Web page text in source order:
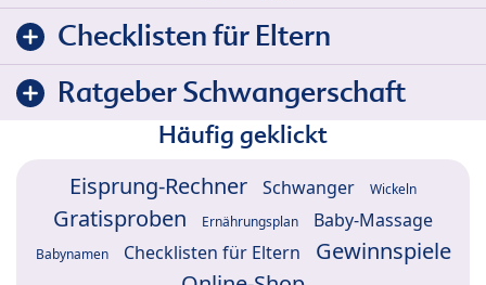
Checklisten für Eltern
Ratgeber Schwangerschaft
Häufig geklickt
Eisprung-Rechner Schwanger Wickeln
Gratisproben Ernährungsplan Baby-Massage
Babynamen Checklisten für Eltern
Gewinnspiele